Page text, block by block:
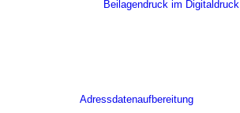
Beilagendruck im Digitaldruck
Adressdatenaufbereitung